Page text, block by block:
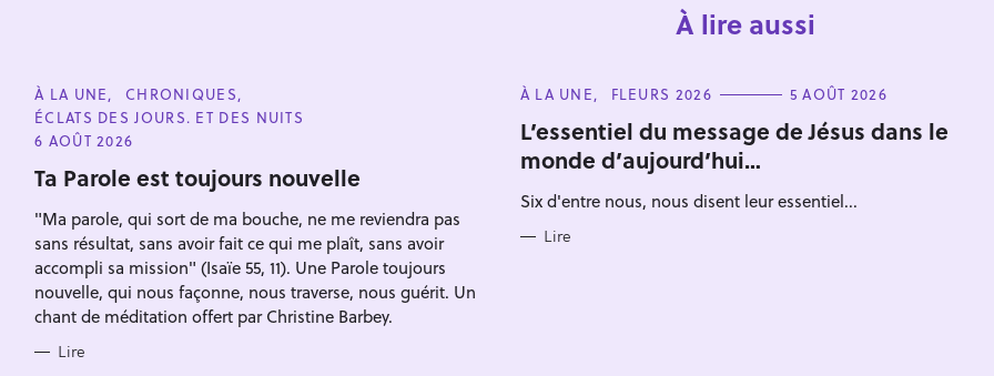
À lire aussi
C
A
T
E
O
R
E
S
À LA UNE
CHRONIQUES
ÉCLATS DES JOURS. ET DES NUITS
6 AOÛT 2026
Ta Parole est toujours nouvelle
"Ma parole, qui sort de ma bouche, ne me reviendra pas
sans résultat, sans avoir fait ce qui me plaît, sans avoir
accompli sa mission" (Isaïe 55, 11). Une Parole toujours
nouvelle, qui nous façonne, nous traverse, nous guérit. Un
chant de méditation offert par Christine Barbey.
Lire
C
T
E
G
O
I
S
À LA UNE FLEURS 2026 5 AOÛT 2026
L’essentiel du message de Jésus dans le
monde d’aujourd’hui…
Six d'entre nous, nous disent leur essentiel...
Lire
c
h
e
r
h
e
r
Escape